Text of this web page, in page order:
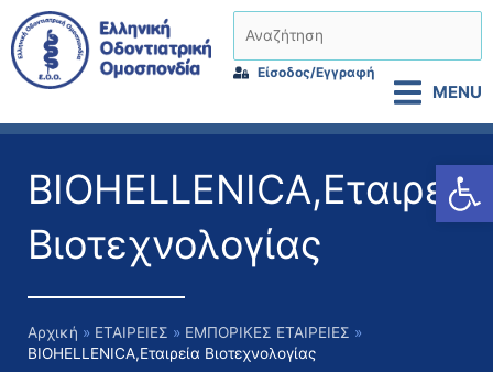
Μετάβαση
στο
περιεχόμενο
Είσοδος/Εγγραφή
MENU
BIOHELLENICA,Εταιρεία
Βιοτεχνολογίας
Αρχική ΕΤΑΙΡΕΙΕΣ
ΕΜΠΟΡΙΚΕΣ ΕΤΑΙΡΕΙΕΣ
BIOHELLENICA,Εταιρεία Βιοτεχνολογίας